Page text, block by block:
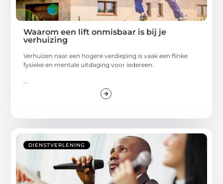
Waarom een lift onmisbaar is bij je
verhuizing
Verhuizen naar een hogere verdieping is vaak een flinke
fysieke en mentale uitdaging voor iedereen.
DIENSTVERLENING